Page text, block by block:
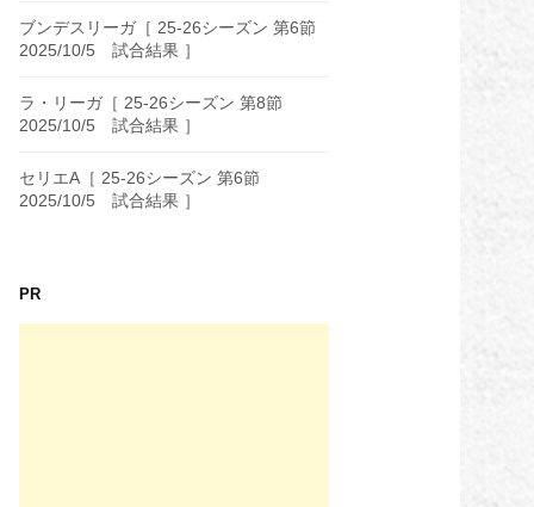
ブンデスリーガ［ 25-26シーズン 第6節
2025/10/5 試合結果 ］
ラ・リーガ［ 25-26シーズン 第8節
2025/10/5 試合結果 ］
セリエA［ 25-26シーズン 第6節
2025/10/5 試合結果 ］
PR